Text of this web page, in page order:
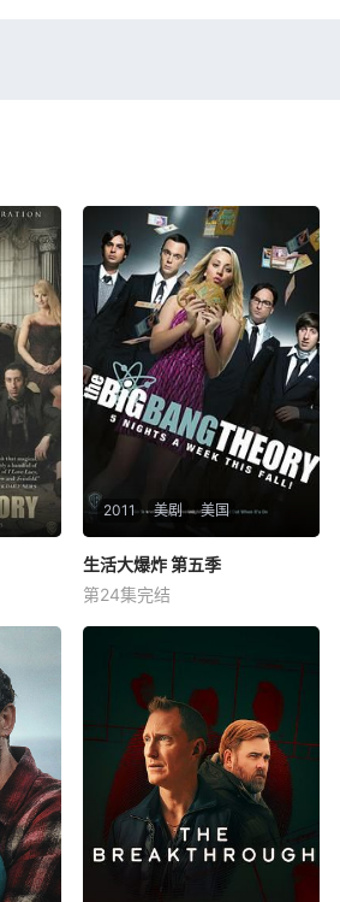
2011 美剧 美国
生活大爆炸 第五季
约翰尼·盖尔克奇
生活大爆炸 第五季
第24集完结